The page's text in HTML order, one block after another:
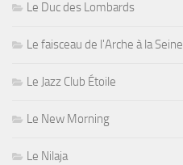
Le Duc des Lombards
Le faisceau de l'Arche à la Seine
Le Jazz Club Étoile
Le New Morning
Le Nilaja